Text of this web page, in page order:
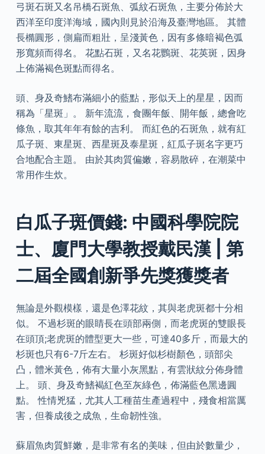
弓斑石斑又名吊橋石斑魚、弧紋石斑魚，主要分佈於大
西洋至印度洋海域，國內則見於沿海及臺灣地區。 其體
長橢圓形，側扁而粗壯，呈淺黃色，因有多條暗褐色弧
形寬頻而得名。 花點石斑，又名花鸚斑、花英斑，因身
上佈滿褐色斑點而得名。
頭、身及奇鰭布滿細小的藍點，形似天上的星星，因而
稱為「星斑」。 新年流流，食團年飯、開年飯，總會吃
條魚，取其年年有餘的吉利。 而紅色的石斑魚，就有紅
瓜子斑、東星斑、西星斑及泰星斑，紅瓜子斑名字更巧
合地配合主題。 由於其肉質偏嫩，容易散碎，在潮菜中
常用作生炊。
白瓜子斑價錢: 中國科學院院
士、廈門大學教授戴民漢 | 第
二屆全國創新爭先獎獲獎者
無論是外觀模樣，還是色澤花紋，其與老虎斑都十分相
似。 不過杉斑的眼睛長在頭部兩側，而老虎斑的雙眼長
在頭頂;老虎斑的體型更大一些，可達40多斤，而最大的
杉斑也只有6-7斤左右。 杉斑好似杉樹顏色，頭部尖
凸，體米黃色，佈有大量小灰黑點，有雲狀紋分佈身體
上。 頭、身及奇鰭褐紅色至灰綠色，佈滿藍色黑邊圓
點。 性情兇猛，尤其人工種苗生產過程中，殘食相當厲
害，但養成後之成魚，生命韌性強。
蘇眉魚肉質鮮嫩，是非常有名的美味，但由於數量少，